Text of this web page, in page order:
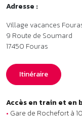
•Transport en bus
vacances. Plus d’infos
Organisme
Labels et classements
surwww.atout-france.fr
• Label Accueil Vélo :